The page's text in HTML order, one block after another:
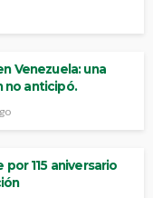
Venezuela: una
no anticipó.
115 aniversario